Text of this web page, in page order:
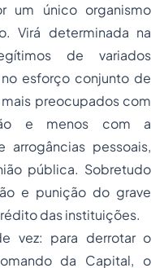
um único organismo
Virá determinada na
de variados
esforço conjunto de
preocupados com
e menos com a
arrogâncias pessoais,
pública. Sobretudo
e punição do grave
das instituições.
vez: para derrotar o
da Capital, o